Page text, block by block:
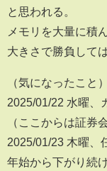
と思われる。
メモリを大量に積
大きさで勝負して
（気になったこと）
2025/01/22 水曜、
（ここからは証券
2025/01/23 木曜、
年始から下がり続